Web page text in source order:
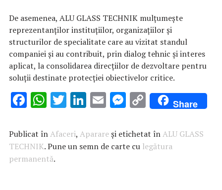
De asemenea, ALU GLASS TECHNIK mulțumește
reprezentanților instituțiilor, organizațiilor și
structurilor de specialitate care au vizitat standul
companiei și au contribuit, prin dialog tehnic și interes
aplicat, la consolidarea direcțiilor de dezvoltare pentru
soluții destinate protecției obiectivelor critice.
F
e
b
o
W
at
s
A
T
it
te
Li
k
e
E
ai
l
M
se
n
C
o
p
y
Share
Publicat înAfaceri, Aparareși etichetat înALU GLASS
TECHNIK. Pune un semn de carte cu legătura
permanentă.